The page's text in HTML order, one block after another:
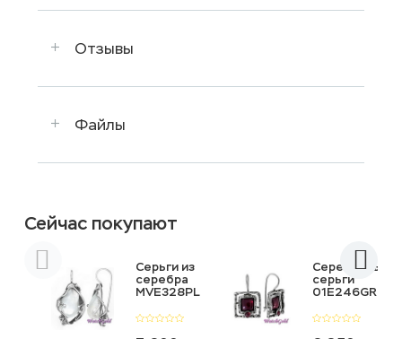
Отзывы
Файлы
Сейчас покупают
Серьги из
серебра
MVE328PL
Серебряные
серьги
01E246GR